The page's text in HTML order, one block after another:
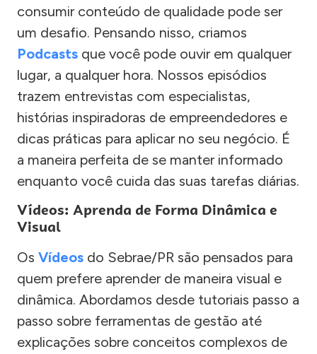
consumir conteúdo de qualidade pode ser
um desafio. Pensando nisso, criamos
Podcasts que você pode ouvir em qualquer
lugar, a qualquer hora. Nossos episódios
trazem entrevistas com especialistas,
histórias inspiradoras de empreendedores e
dicas práticas para aplicar no seu negócio. É
a maneira perfeita de se manter informado
enquanto você cuida das suas tarefas diárias.
Vídeos: Aprenda de Forma Dinâmica e
Visual
Os Vídeos do Sebrae/PR são pensados para
quem prefere aprender de maneira visual e
dinâmica. Abordamos desde tutoriais passo a
passo sobre ferramentas de gestão até
explicações sobre conceitos complexos de